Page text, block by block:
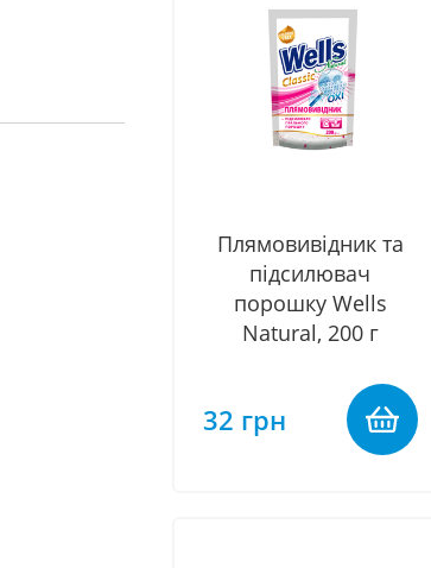
Плямовивідник та
підсилювач
порошку Wells
Natural, 200 г
32 грн